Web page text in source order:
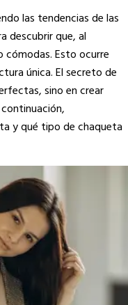
las tendencias de las
descubrir que, al
Esto ocurre
única. El secreto de
sino en crear
y qué tipo de chaqueta